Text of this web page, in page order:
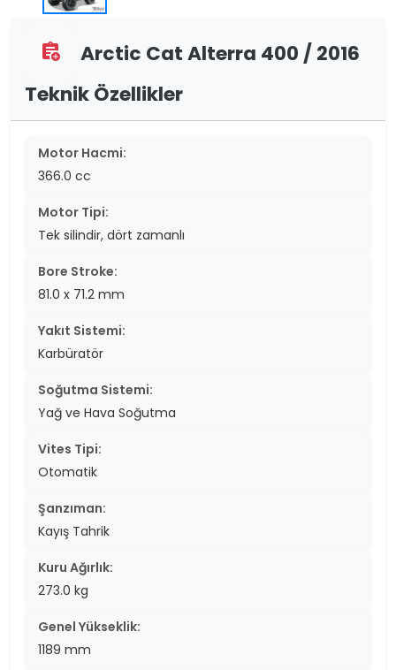
assignment_add
Arctic Cat Alterra 400 / 2016
Teknik Özellikler
Motor Hacmi:
366.0 cc
Motor Tipi:
Tek silindir, dört zamanlı
Bore Stroke:
81.0 x 71.2 mm
Yakıt Sistemi:
Karbüratör
Soğutma Sistemi:
Yağ ve Hava Soğutma
Vites Tipi:
Otomatik
Şanzıman:
Kayış Tahrik
Kuru Ağırlık:
273.0 kg
Genel Yükseklik:
1189 mm